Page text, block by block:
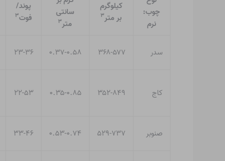
چوب:
نرم
کیلوگرم
بر متر۳
سانتی
متر۳
پوند/
فوت۳
سدر ۳۶۸-۵۷۷ ۰.۳۷-۰.۵۸ ۲۳-۳۶
کاج ۳۵۲-۸۴۹ ۰.۳۵-۰.۸۵ ۲۲-۵۳
صنوبر ۵۲۹-۷۳۷ ۰.۵۳-۰.۷۴ ۳۳-۴۶